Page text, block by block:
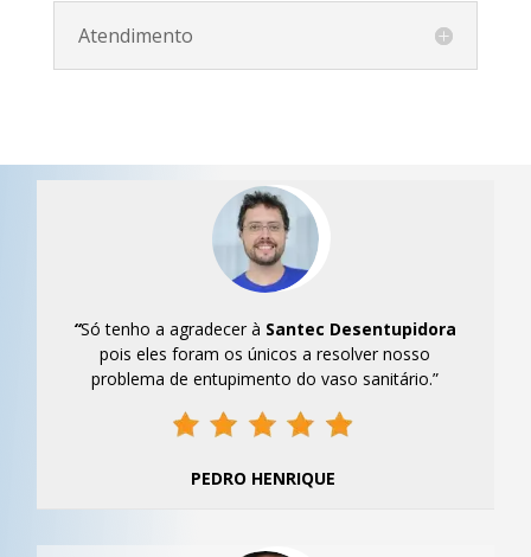
Atendimento
“Só tenho a agradecer à Santec Desentupidora
pois eles foram os únicos a resolver nosso
problema de entupimento do vaso sanitário.”
PEDRO HENRIQUE